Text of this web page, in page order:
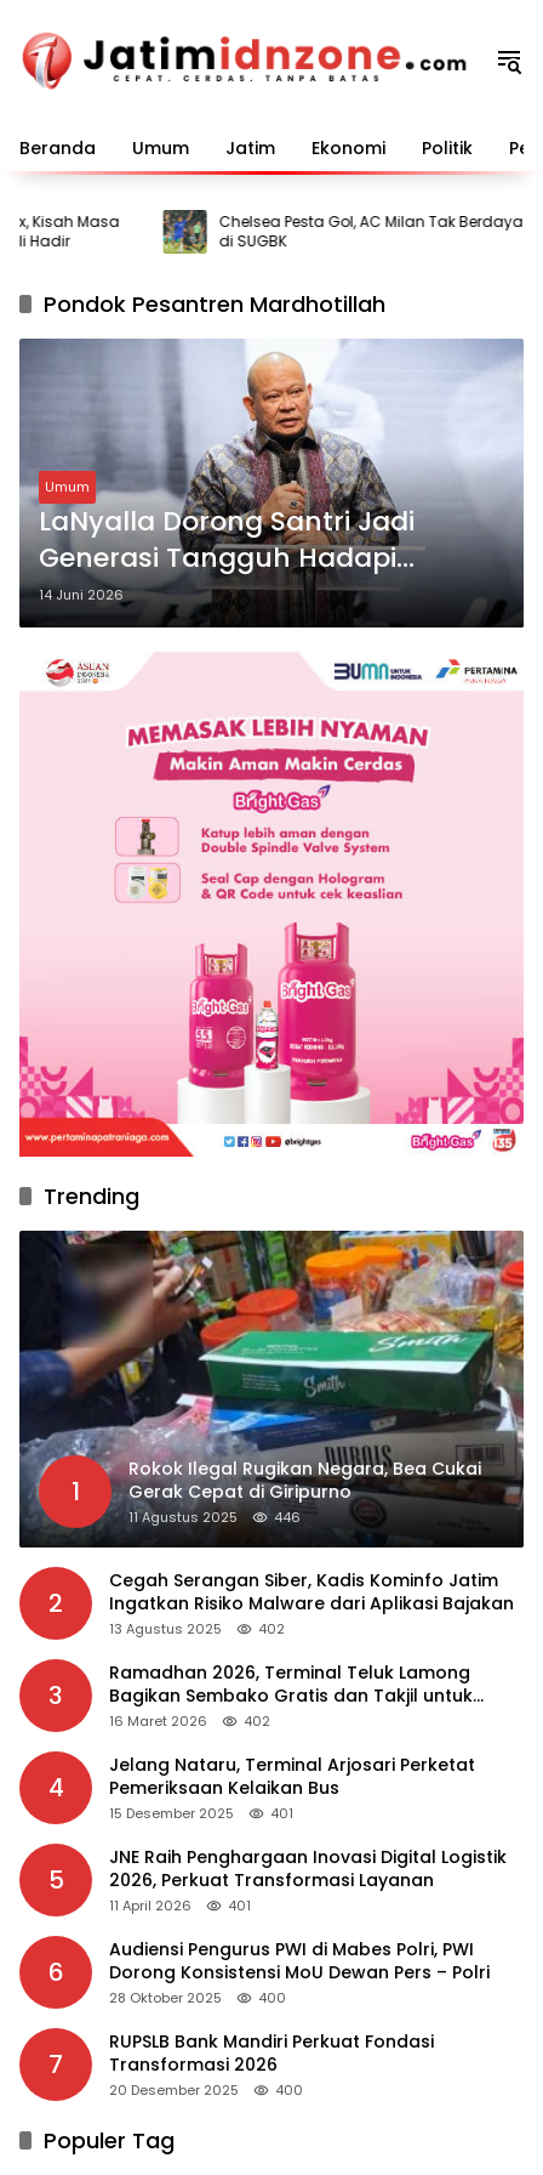
konten
Beranda Umum Jatim Ekonomi Politik
Kisah Masa
Hadir
Chelsea Pesta Gol, AC Milan Tak Berdaya
di SUGBK
Pondok Pesantren Mardhotillah
Umum
LaNyalla Dorong Santri Jadi
Generasi Tangguh Hadapi
Tantangan Zaman
14 Juni 2026
Trending
1
Rokok Ilegal Rugikan Negara, Bea Cukai
Gerak Cepat di Giripurno
11 Agustus 2025 446
2
Cegah Serangan Siber, Kadis Kominfo Jatim
Ingatkan Risiko Malware dari Aplikasi Bajakan
13 Agustus 2025 402
3
Ramadhan 2026, Terminal Teluk Lamong
Bagikan Sembako Gratis dan Takjil untuk
Masyarakat
16 Maret 2026 402
4
Jelang Nataru, Terminal Arjosari Perketat
Pemeriksaan Kelaikan Bus
15 Desember 2025 401
5
JNE Raih Penghargaan Inovasi Digital Logistik
2026, Perkuat Transformasi Layanan
11 April 2026 401
6
Audiensi Pengurus PWI di Mabes Polri, PWI
Dorong Konsistensi MoU Dewan Pers – Polri
28 Oktober 2025 400
7
RUPSLB Bank Mandiri Perkuat Fondasi
Transformasi 2026
20 Desember 2025 400
Populer Tag